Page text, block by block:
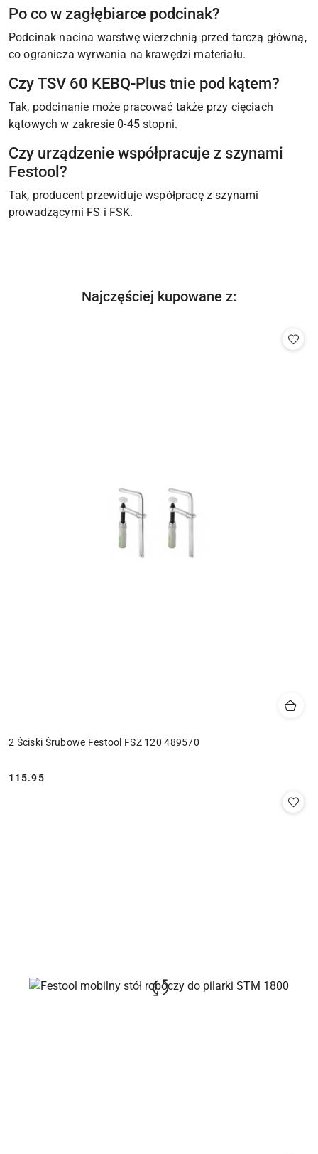
Po co w zagłębiarce podcinak?
Podcinak nacina warstwę wierzchnią przed tarczą główną,
co ogranicza wyrwania na krawędzi materiału.
Czy TSV 60 KEBQ-Plus tnie pod kątem?
Tak, podcinanie może pracować także przy cięciach
kątowych w zakresie 0-45 stopni.
Czy urządzenie współpracuje z szynami
Festool?
Tak, producent przewiduje współpracę z szynami
prowadzącymi FS i FSK.
Pomiń karuzelę produktów
Produkty
Najczęściej kupowane z:
2 Ściski Śrubowe Festool FSZ 120 489570
Cena:
115.95